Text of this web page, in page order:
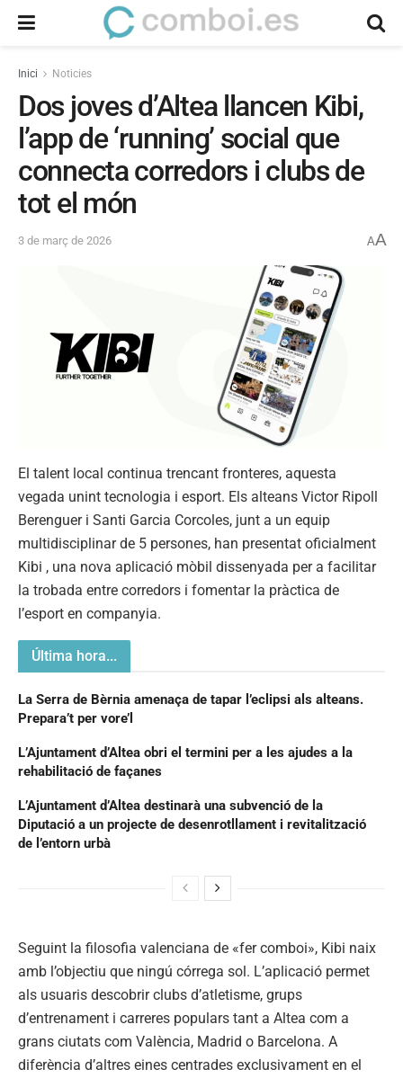
Inici Noticies
Dos joves d’Altea llancen Kibi,
l’app de ‘running’ social que
connecta corredors i clubs de
tot el món
3 de març de 2026 AA
El talent local continua trencant fronteres, aquesta
vegada unint tecnologia i esport. Els alteans Victor Ripoll
Berenguer i Santi Garcia Corcoles, junt a un equip
multidisciplinar de 5 persones, han presentat oficialment
Kibi , una nova aplicació mòbil dissenyada per a facilitar
la trobada entre corredors i fomentar la pràctica de
l’esport en companyia.
Última hora...
La Serra de Bèrnia amenaça de tapar l’eclipsi als alteans.
Prepara’t per vore’l
L’Ajuntament d’Altea obri el termini per a les ajudes a la
rehabilitació de façanes
L’Ajuntament d’Altea destinarà una subvenció de la
Diputació a un projecte de desenrotllament i revitalització
de l’entorn urbà
Seguint la filosofia valenciana de «fer comboi», Kibi naix
amb l’objectiu que ningú córrega sol. L’aplicació permet
als usuaris descobrir clubs d’atletisme, grups
d’entrenament i carreres populars tant a Altea com a
grans ciutats com València, Madrid o Barcelona. A
diferència d’altres eines centrades exclusivament en el